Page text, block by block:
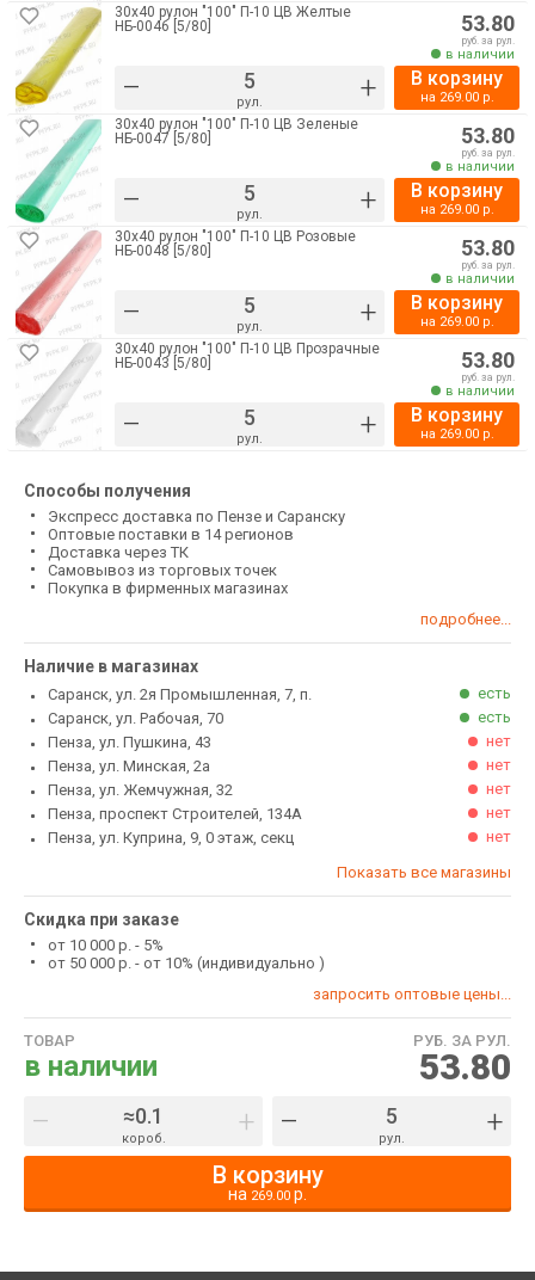
30х40 рулон "100" П-10 ЦВ Желтые
НБ-0046 [5/80]
– рул. +
53.80
руб. за рул.
в наличии
В корзину
на 269.00р.
30х40 рулон "100" П-10 ЦВ Зеленые
НБ-0047 [5/80]
– рул. +
53.80
руб. за рул.
в наличии
В корзину
на 269.00р.
30х40 рулон "100" П-10 ЦВ Розовые
НБ-0048 [5/80]
– рул. +
53.80
руб. за рул.
в наличии
В корзину
на 269.00р.
30х40 рулон "100" П-10 ЦВ Прозрачные
НБ-0043 [5/80]
– рул. +
53.80
руб. за рул.
в наличии
В корзину
на 269.00р.
Способы получения
Экспресс доставка по Пензе и Саранску
Оптовые поставки в 14 регионов
Доставка через ТК
Самовывоз из торговых точек
Покупка в фирменных магазинах
подробнее...
Наличие в магазинах
Саранск, ул. 2я Промышленная, 7, п.
есть
Саранск, ул. Рабочая, 70
есть
Пенза, ул. Пушкина, 43
нет
Пенза, ул. Минская, 2а
нет
Пенза, ул. Жемчужная, 32
нет
Пенза, проспект Строителей, 134А
нет
Пенза, ул. Куприна, 9, 0 этаж, секц
нет
Показать все магазины
Скидка при заказе
от 10 000 р. - 5%
от 50 000 р. - от 10% (индивидуально )
запросить оптовые цены...
ТОВАР
в наличии
РУБ. ЗА РУЛ.
53.80
– короб. + – рул. +
В корзину
на 269.00 р.